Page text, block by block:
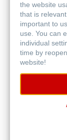
the website
that is
important to
use. You can
individual
time by
website!